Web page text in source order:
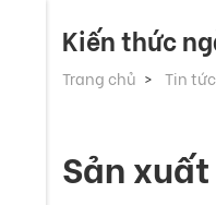
Kiến thức
Trang chủ Tin tức
Sản